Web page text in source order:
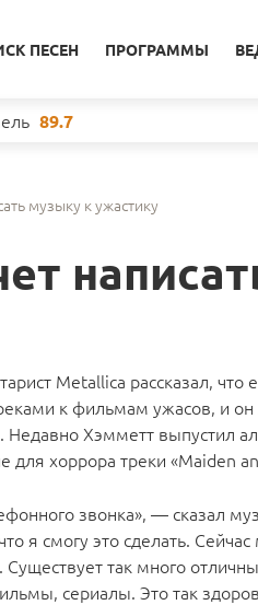
ПЕСЕН ПРОГРАММЫ
89.7
музыку к ужастику
Metallica рассказал,
к фильмам ужасов, и
Недавно Хэмметт выпустил
для хоррора треки «Maiden
звонка», — сказал
я смогу это сделать.
Существует так много
сериалы. Это так